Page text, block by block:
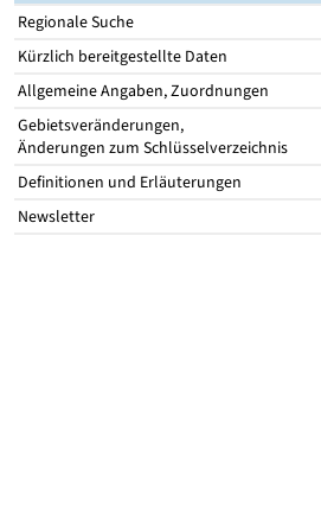
Regionale Suche
Kürzlich bereitgestellte Daten
Allgemeine Angaben, Zuordnungen
Gebietsveränderungen,
Änderungen zum Schlüsselverzeichnis
Definitionen und Erläuterungen
Newsletter